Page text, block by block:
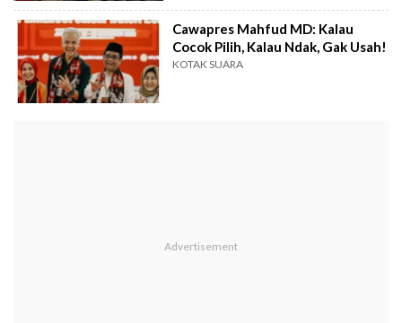
Cawapres Mahfud MD: Kalau
Cocok Pilih, Kalau Ndak, Gak Usah!
KOTAK SUARA